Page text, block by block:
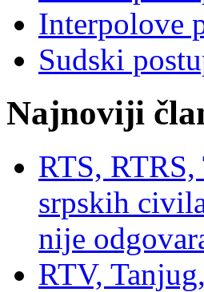
Interpolove
Sudski
Najnoviji
RTS,
srpskih
nije
RTV,